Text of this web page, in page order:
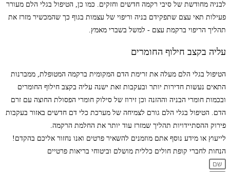
לבניה מחודשת של סיבי רקמה חדשים וחזקים. כמו כן, הטיפול בגלי הלם מעורר
פעילות תאי עצם שתפקידם בניה וריפוי של עצמות בגוף כך שהמכשיר מזרז את
תהליך הריפוי ברקמת עצם - למשל בשברי מאמץ.
עליה בקצב חילוף החומרים
הטיפול בגלי הלם מעלה את זרימת הדם המקומית ברקמה המטופלת, ממברנות
התאים נעשות חדירות יותר ובעקבות זאת ישנה עליה בקצב חילוף החומרים
ובכמות חומרי הבניה וההזנה וכן זירוז של סילוק חומרי הפסולת החוצה עם זרם
הדם. הטיפול בגלי הלם גורם לצמיחה של מערכת כלי דם חדשים באזור בעקבות
פירוק ההסתיידויות תהליך שמזרז עוד יותר את החלמת הרקמה.
לייעוץ או מידע נוסף אתם מוזמנים להשאיר פרטים ואנו נחזור אליכם בהקדם!
הנחות לחברי קופת חולים כללית מושלם וביטוחי בריאות פרטיים